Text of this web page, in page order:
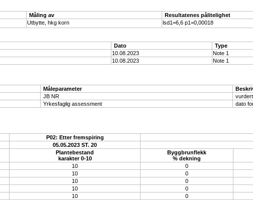
Måling av Resultatenes pålitelighet
Utbytte, hkg korn lsd1=6,6 p1=0,00018
Dato Type
10.08.2023 Note 1
10.08.2023 Note 1
Måleparameter
JB NR vurdert
Yrkesfaglig assessment dato
P02: Etter fremspiring
05.05.2023 ST. 20
Plantebestand
karakter 0-10
Byggbrunflekk
% dekning
10 0
10 0
10 0
10 0
10 0